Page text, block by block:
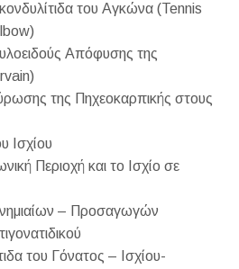
του Αγκώνα (Tennis
Απόφυσης της
της Πηχεοκαρπικής στους
Ισχίου
Περιοχή και το Ισχίο σε
– Προσαγωγών
του Γόνατος – Ισχίου-